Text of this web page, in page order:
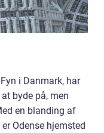
i Danmark, har
byde på, men
en blanding af
Odense hjemsted